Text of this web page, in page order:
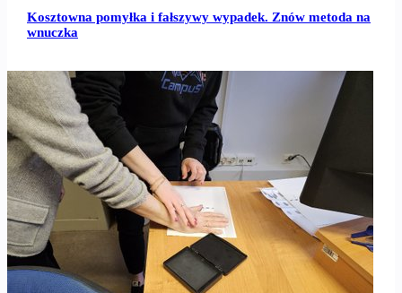
Kosztowna pomyłka i fałszywy wypadek. Znów metoda na
wnuczka